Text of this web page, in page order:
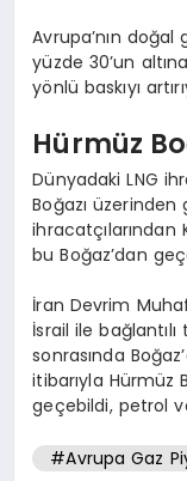
Avrupa’nın doğal
yüzde 30’un
yönlü baskıyı
Hürmüz
Dünyadaki LNG
Boğazı üzerinden
ihracatçılarından
bu Boğaz’dan
İran Devrim
İsrail ile bağlantılı
sonrasında
itibarıyla Hürmüz
geçebildi, petrol
#Avrupa Gaz